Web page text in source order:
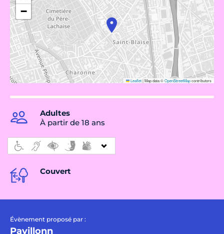
−
Leaflet|Map data ©OpenStreetMapcontributors
Adultes
À partir de 18 ans
Couvert
Évènement proposé par :
Pavillonn